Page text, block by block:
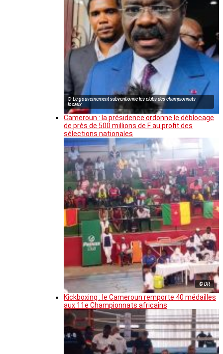
© Le gouvernement subventionne les clubs des championnats
locaux
Cameroun : la présidence ordonne le déblocage
de près de 500 millions de F au profit des
sélections nationales
© DR
Kickboxing : le Cameroun remporte 40 médailles
aux 11e Championnats africains